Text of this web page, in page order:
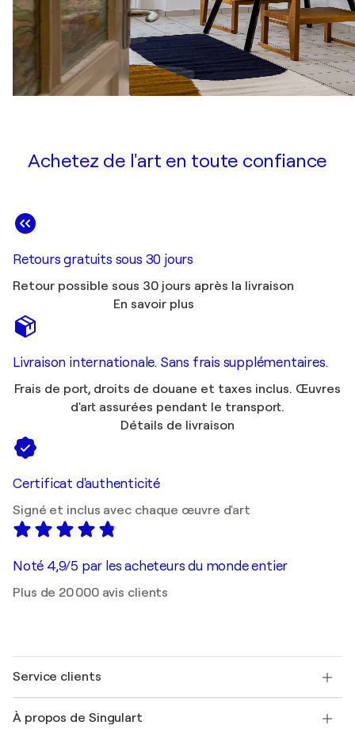
Achetez de l'art en toute confiance
Retours gratuits sous 30 jours
Retour possible sous 30 jours après la livraison
En savoir plus
Livraison internationale. Sans frais supplémentaires.
Frais de port, droits de douane et taxes inclus. Œuvres
d'art assurées pendant le transport.
Détails de livraison
Certificat d'authenticité
Signé et inclus avec chaque œuvre d'art
Noté 4,9/5 par les acheteurs du monde entier
Plus de 20 000 avis clients
Service clients
Expédition
À propos de Singulart